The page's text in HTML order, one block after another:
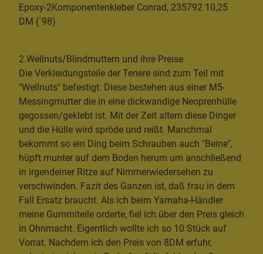
Epoxy-2Komponentenkleber Conrad, 235792 10,25
DM (´98)
2.Wellnuts/Blindmuttern und ihre Preise
Die Verkleidungsteile der Tenere sind zum Teil mit
"Wellnuts" befestigt. Diese bestehen aus einer M5-
Messingmutter die in eine dickwandige Neoprenhülle
gegossen/geklebt ist. Mit der Zeit altern diese Dinger
und die Hülle wird spröde und reißt. Manchmal
bekommt so ein Ding beim Schrauben auch "Beine",
hüpft munter auf dem Boden herum um anschließend
in irgendeiner Ritze auf Nimmerwiedersehen zu
verschwinden. Fazit des Ganzen ist, daß frau in dem
Fall Ersatz braucht. Als ich beim Yamaha-Händler
meine Gummiteile orderte, fiel ich über den Preis gleich
in Ohnmacht. Eigentlich wollte ich so 10 Stück auf
Vorrat. Nachdem ich den Preis von 8DM erfuhr,